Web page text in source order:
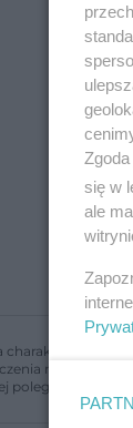
należy do
polegającej na
się w
ale